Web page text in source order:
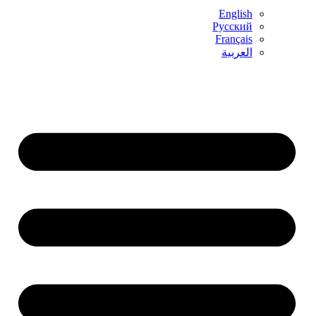
English
Русский
Français
العربية